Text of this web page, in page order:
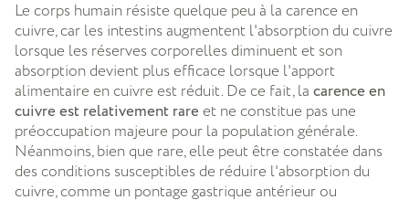
Le corps humain résiste quelque peu à la carence en
cuivre, car les intestins augmentent l'absorption du cuivre
lorsque les réserves corporelles diminuent et son
absorption devient plus efficace lorsque l'apport
alimentaire en cuivre est réduit. De ce fait, la carence en
cuivre est relativement rareet ne constitue pas une
préoccupation majeure pour la population générale.
Néanmoins, bien que rare, elle peut être constatée dans
des conditions susceptibles de réduire l'absorption du
cuivre, comme un pontage gastrique antérieur ou